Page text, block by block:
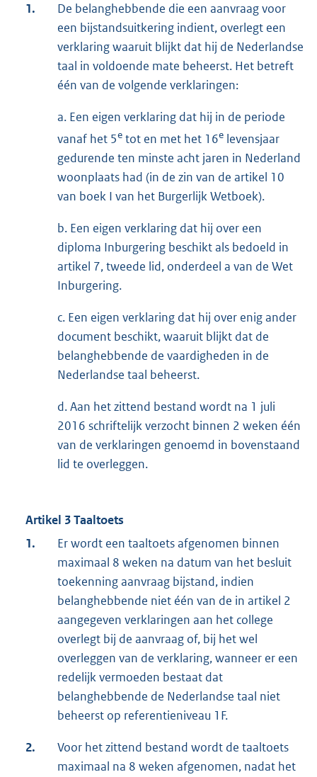
1.
De belanghebbende die een aanvraag voor
een bijstandsuitkering indient, overlegt een
verklaring waaruit blijkt dat hij de Nederlandse
taal in voldoende mate beheerst. Het betreft
één van de volgende verklaringen:
a. Een eigen verklaring dat hij in de periode
vanaf het 5e tot en met het 16e levensjaar
gedurende ten minste acht jaren in Nederland
woonplaats had (in de zin van de artikel 10
van boek I van het Burgerlijk Wetboek).
b. Een eigen verklaring dat hij over een
diploma Inburgering beschikt als bedoeld in
artikel 7, tweede lid, onderdeel a van de Wet
Inburgering.
c. Een eigen verklaring dat hij over enig ander
document beschikt, waaruit blijkt dat de
belanghebbende de vaardigheden in de
Nederlandse taal beheerst.
d. Aan het zittend bestand wordt na 1 juli
2016 schriftelijk verzocht binnen 2 weken één
van de verklaringen genoemd in bovenstaand
lid te overleggen.
Artikel 3 Taaltoets
1.
Er wordt een taaltoets afgenomen binnen
maximaal 8 weken na datum van het besluit
toekenning aanvraag bijstand, indien
belanghebbende niet één van de in artikel 2
aangegeven verklaringen aan het college
overlegt bij de aanvraag of, bij het wel
overleggen van de verklaring, wanneer er een
redelijk vermoeden bestaat dat
belanghebbende de Nederlandse taal niet
beheerst op referentieniveau 1F.
2.
Voor het zittend bestand wordt de taaltoets
maximaal na 8 weken afgenomen, nadat het